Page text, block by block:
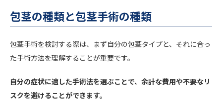
包茎の種類と包茎手術の種類
包茎手術を検討する際は、まず自分の包茎タイプと、それに合っ
た手術方法を理解することが重要です。
自分の症状に適した手術法を選ぶことで、余計な費用や不要なリ
スクを避けることができます。